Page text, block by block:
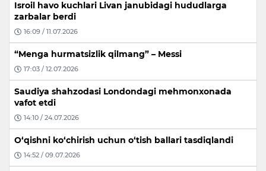
Isroil havo kuchlari Livan janubidagi hududlarga
zarbalar berdi
16:09 / 11.07.2026
“Menga hurmatsizlik qilmang” – Messi
17:03 / 12.07.2026
Saudiya shahzodasi Londondagi mehmonxonada
vafot etdi
14:10 / 24.07.2026
O‘qishni ko‘chirish uchun o‘tish ballari tasdiqlandi
14:52 / 09.07.2026